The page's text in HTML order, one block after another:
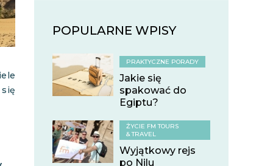
POPULARNE WPISY
PRAKTYCZNE PORADY
Jakie się
spakować do
Egiptu?
ŻYCIE FM TOURS
& TRAVEL
Wyjątkowy rejs
po Nilu